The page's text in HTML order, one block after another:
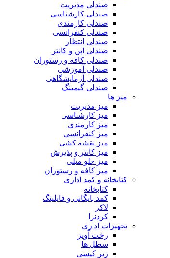
صندلی مدیریت
صندلی کارشناسی
صندلی کارمندی
صندلی کنفرانسی
صندلی انتظار
صندلی اپن و کانتر
صندلی کافه و رستوران
صندلی آموزشی
صندلی آزمایشگاهی
صندلی گیمینگ
میز ها
میز مدیریت
میز کارشناسی
میز کارمندی
میز کنفرانسی
میز نقشه کشی
میز کانتر و پذیرش
میز جلو مبلی
میز کافه و رستوران
کتابخانه و کمد اداری
کتابخانه
کمد بایگانی و فایلینگ
لاکر
کردنزا
تجهیزات اداری
رخت آویز
سطل ها
زیر کیسی